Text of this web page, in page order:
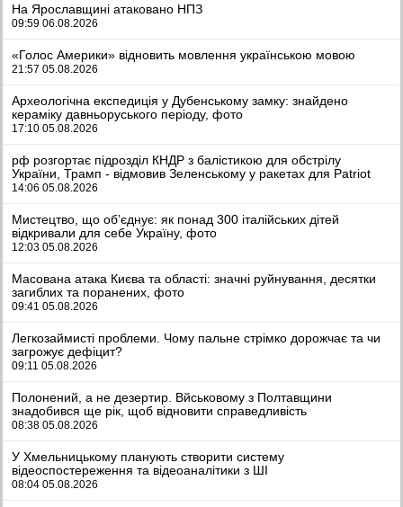
На Ярославщині атаковано НПЗ
09:59 06.08.2026
«Голос Америки» відновить мовлення українською мовою
21:57 05.08.2026
Археологічна експедиція у Дубенському замку: знайдено
кераміку давньоруського періоду, фото
17:10 05.08.2026
рф розгортає підрозділ КНДР з балістикою для обстрілу
України, Трамп - відмовив Зеленському у ракетах для Patriot
14:06 05.08.2026
Мистецтво, що об’єднує: як понад 300 італійських дітей
відкривали для себе Україну, фото
12:03 05.08.2026
Масована атака Києва та області: значні руйнування, десятки
загиблих та поранених, фото
09:41 05.08.2026
Легкозаймисті проблеми. Чому пальне стрімко дорожчає та чи
загрожує дефіцит?
09:11 05.08.2026
Полонений, а не дезертир. Вйськовому з Полтавщини
знадобився ще рік, щоб відновити справедливість
08:38 05.08.2026
У Хмельницькому планують створити систему
відеоспостереження та відеоаналітики з ШІ
08:04 05.08.2026